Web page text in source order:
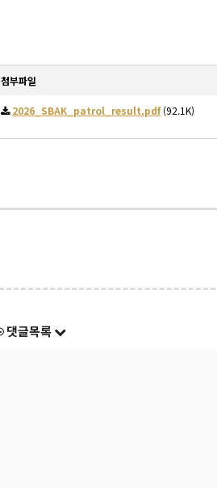
첨부파일
2026_SBAK_patrol_result.pdf(92.1K)
댓글목록